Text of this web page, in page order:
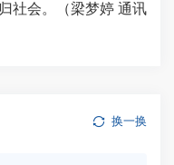
社会。（梁梦婷 通讯
换一换